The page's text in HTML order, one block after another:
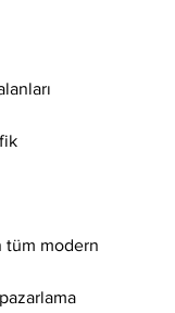
tüm modern